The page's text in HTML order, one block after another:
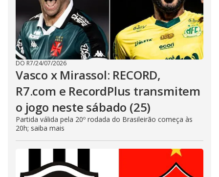
DO R7/24/07/2026
Vasco x Mirassol: RECORD,
R7.com e RecordPlus transmitem
o jogo neste sábado (25)
Partida válida pela 20º rodada do Brasileirão começa às
20h; saiba mais